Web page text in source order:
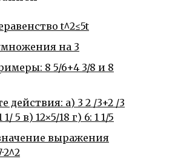
t^2≤5t
на 3
8 5/6+4 3/8 и 8
действия: а) 3 2 /3+2 /3
5 в) 12×5/18 г) 6: 1 1/5
выражения